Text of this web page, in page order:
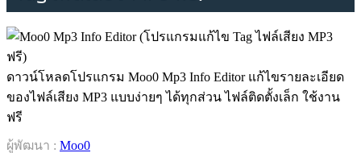
ดาวน์โหลดโปรแกรม Moo0 Mp3 Info Editor แก้ไขรายละเอียด
ของไฟล์เสียง MP3 แบบง่ายๆ ได้ทุกส่วน ไฟล์ติดตั้งเล็ก ใช้งาน
ฟรี
ผู้พัฒนา : Moo0